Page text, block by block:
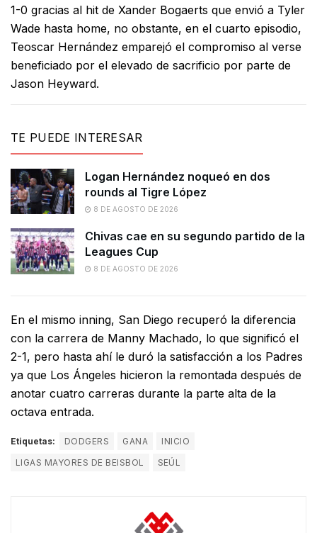
1-0 gracias al hit de Xander Bogaerts que envió a Tyler
Wade hasta home, no obstante, en el cuarto episodio,
Teoscar Hernández emparejó el compromiso al verse
beneficiado por el elevado de sacrificio por parte de
Jason Heyward.
TE PUEDE INTERESAR
Logan Hernández noqueó en dos
rounds al Tigre López
8 DE AGOSTO DE 2026
Chivas cae en su segundo partido de la
Leagues Cup
8 DE AGOSTO DE 2026
En el mismo inning, San Diego recuperó la diferencia
con la carrera de Manny Machado, lo que significó el
2-1, pero hasta ahí le duró la satisfacción a los Padres
ya que Los Ángeles hicieron la remontada después de
anotar cuatro carreras durante la parte alta de la
octava entrada.
Etiquetas: DODGERS GANA
INICIO
LIGAS MAYORES DE BEISBOL
SEÚL